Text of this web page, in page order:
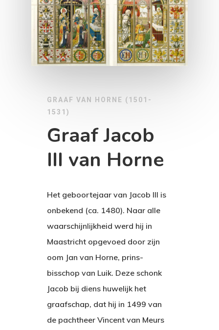
GRAAF VAN HORNE (1501-
1531)
Graaf Jacob
III van Horne
Het geboortejaar van Jacob III is
onbekend (ca. 1480). Naar alle
waarschijnlijkheid werd hij in
Maastricht opgevoed door zijn
oom Jan van Horne, prins-
bisschop van Luik. Deze schonk
Jacob bij diens huwelijk het
graafschap, dat hij in 1499 van
de pachtheer Vincent van Meurs